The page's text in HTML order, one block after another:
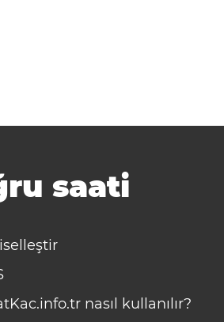
saati
nasıl kullanılır?